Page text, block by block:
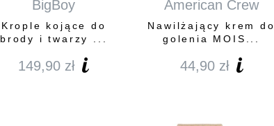
BigBoy
Krople kojące do
brody i twarzy ...
149,90 zł
American Crew
Nawilżający krem do
golenia MOIS...
44,90 zł